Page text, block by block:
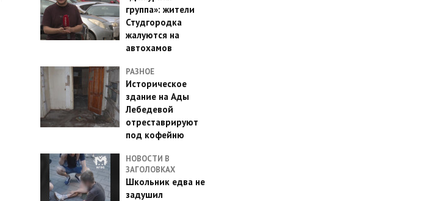
группа»: жители
Студгородка
жалуются на
автохамов
РАЗНОЕ
Историческое
здание на Ады
Лебедевой
отреставрируют
под кофейню
НОВОСТИ В
ЗАГОЛОВКАХ
Школьник едва не
задушил